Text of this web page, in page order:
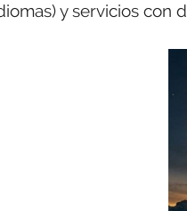
y servicios con